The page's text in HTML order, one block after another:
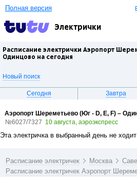
Полная версия
Электрички
Расписание электрички Аэропорт
Одинцово на сегодня
Новый поиск
Сегодня Завтра
Аэропорт Шереметьево (Юг - D, E, F) –
№6027/7327 10 августа, аэроэкспресс
Эта электричка в выбранный день не ходит
Расписание электричек Москва
Расписание электричек Аэропорт